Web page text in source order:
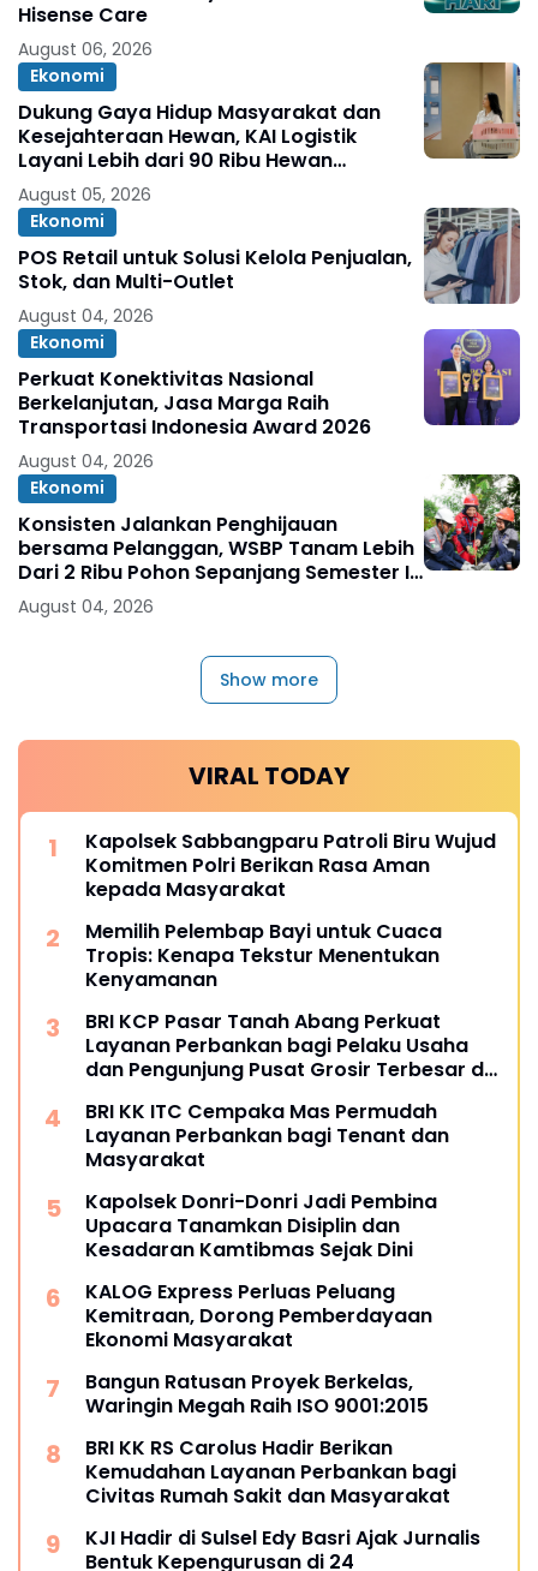
Hisense Care
August 06, 2026
Ekonomi
Dukung Gaya Hidup Masyarakat dan
Kesejahteraan Hewan, KAI Logistik
Layani Lebih dari 90 Ribu Hewan
Peliharaan pada Semester I 2026
August 05, 2026
Ekonomi
POS Retail untuk Solusi Kelola Penjualan,
Stok, dan Multi-Outlet
August 04, 2026
Ekonomi
Perkuat Konektivitas Nasional
Berkelanjutan, Jasa Marga Raih
Transportasi Indonesia Award 2026
August 04, 2026
Ekonomi
Konsisten Jalankan Penghijauan
bersama Pelanggan, WSBP Tanam Lebih
Dari 2 Ribu Pohon Sepanjang Semester I
2026
August 04, 2026
Show more
VIRAL TODAY
Kapolsek Sabbangparu Patroli Biru Wujud
Komitmen Polri Berikan Rasa Aman
kepada Masyarakat
Memilih Pelembap Bayi untuk Cuaca
Tropis: Kenapa Tekstur Menentukan
Kenyamanan
BRI KCP Pasar Tanah Abang Perkuat
Layanan Perbankan bagi Pelaku Usaha
dan Pengunjung Pusat Grosir Terbesar di
BRI KK ITC Cempaka Mas Permudah
Layanan Perbankan bagi Tenant dan
Masyarakat
Kapolsek Donri-Donri Jadi Pembina
Upacara Tanamkan Disiplin dan
Kesadaran Kamtibmas Sejak Dini
KALOG Express Perluas Peluang
Kemitraan, Dorong Pemberdayaan
Ekonomi Masyarakat
Bangun Ratusan Proyek Berkelas,
Waringin Megah Raih ISO 9001:2015
BRI KK RS Carolus Hadir Berikan
Kemudahan Layanan Perbankan bagi
Civitas Rumah Sakit dan Masyarakat
KJI Hadir di Sulsel Edy Basri Ajak Jurnalis
Bentuk Kepengurusan di 24